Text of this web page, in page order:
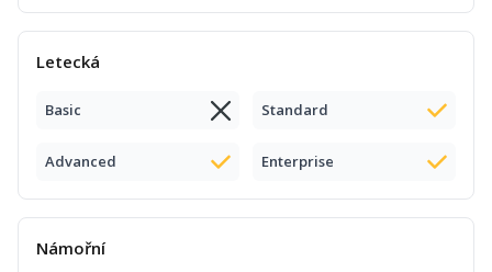
Letecká
Basic Standard
Advanced Enterprise
Námořní